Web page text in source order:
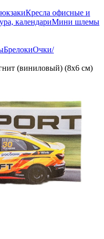
Кресла офисные и
календариМини шлемы
БрелокиОчки/
(виниловый) (8х6 см)